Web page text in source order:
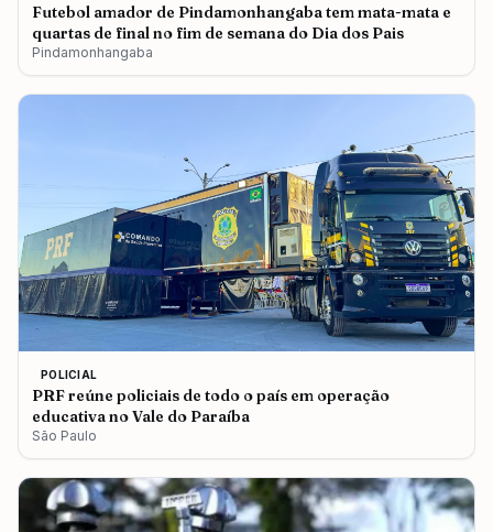
Futebol amador de Pindamonhangaba tem mata-mata e
quartas de final no fim de semana do Dia dos Pais
Pindamonhangaba
POLICIAL
PRF reúne policiais de todo o país em operação
educativa no Vale do Paraíba
São Paulo